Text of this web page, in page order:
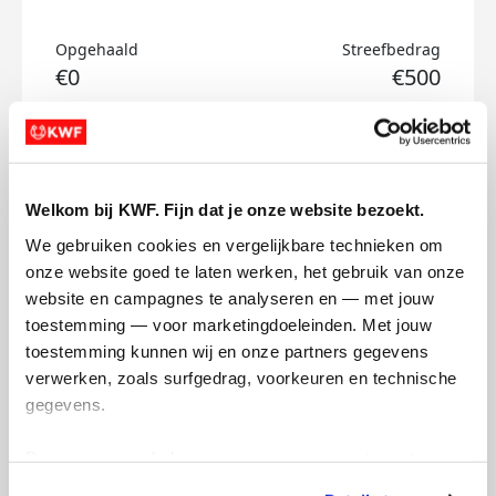
Welkom bij KWF. Fijn dat je onze website bezoekt.
We gebruiken cookies en vergelijkbare technieken om
onze website goed te laten werken, het gebruik van onze
website en campagnes te analyseren en — met jouw
toestemming — voor marketingdoeleinden. Met jouw
toestemming kunnen wij en onze partners gegevens
verwerken, zoals surfgedrag, voorkeuren en technische
gegevens.
Opgehaald
€0
Streefbedrag
€500
Doneer
Laura's badges